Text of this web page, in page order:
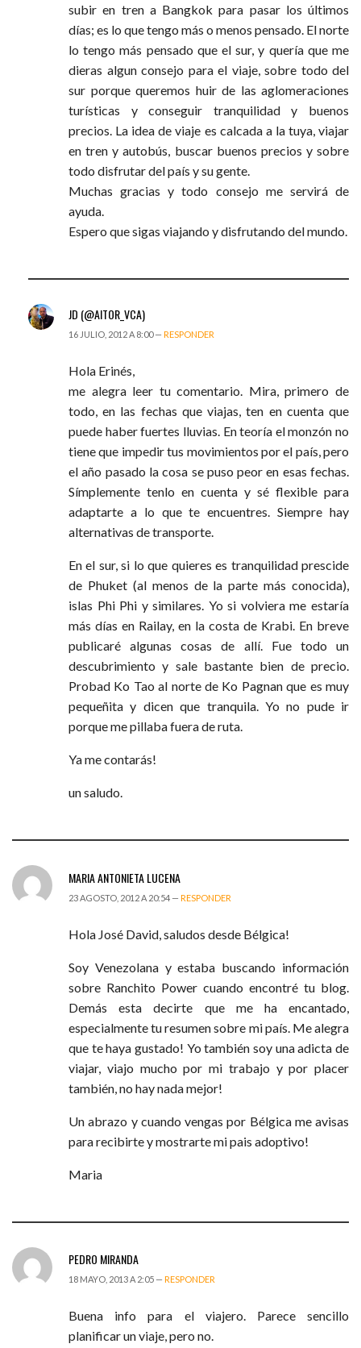
subir en tren a Bangkok para pasar los últimos
días; es lo que tengo más o menos pensado. El norte
lo tengo más pensado que el sur, y quería que me
dieras algun consejo para el viaje, sobre todo del
sur porque queremos huir de las aglomeraciones
turísticas y conseguir tranquilidad y buenos
precios. La idea de viaje es calcada a la tuya, viajar
en tren y autobús, buscar buenos precios y sobre
todo disfrutar del país y su gente.
Muchas gracias y todo consejo me servirá de
ayuda.
Espero que sigas viajando y disfrutando del mundo.
JD (@AITOR_VCA)
16 JULIO, 2012 A 8:00 — RESPONDER
Hola Erinés,
me alegra leer tu comentario. Mira, primero de
todo, en las fechas que viajas, ten en cuenta que
puede haber fuertes lluvias. En teoría el monzón no
tiene que impedir tus movimientos por el país, pero
el año pasado la cosa se puso peor en esas fechas.
Símplemente tenlo en cuenta y sé flexible para
adaptarte a lo que te encuentres. Siempre hay
alternativas de transporte.
En el sur, si lo que quieres es tranquilidad prescide
de Phuket (al menos de la parte más conocida),
islas Phi Phi y similares. Yo si volviera me estaría
más días en Railay, en la costa de Krabi. En breve
publicaré algunas cosas de allí. Fue todo un
descubrimiento y sale bastante bien de precio.
Probad Ko Tao al norte de Ko Pagnan que es muy
pequeñita y dicen que tranquila. Yo no pude ir
porque me pillaba fuera de ruta.
Ya me contarás!
un saludo.
MARIA ANTONIETA LUCENA
23 AGOSTO, 2012 A 20:54 — RESPONDER
Hola José David, saludos desde Bélgica!
Soy Venezolana y estaba buscando información
sobre Ranchito Power cuando encontré tu blog.
Demás esta decirte que me ha encantado,
especialmente tu resumen sobre mi país. Me alegra
que te haya gustado! Yo también soy una adicta de
viajar, viajo mucho por mi trabajo y por placer
también, no hay nada mejor!
Un abrazo y cuando vengas por Bélgica me avisas
para recibirte y mostrarte mi pais adoptivo!
Maria
PEDRO MIRANDA
18 MAYO, 2013 A 2:05 — RESPONDER
Buena info para el viajero. Parece sencillo
planificar un viaje, pero no.